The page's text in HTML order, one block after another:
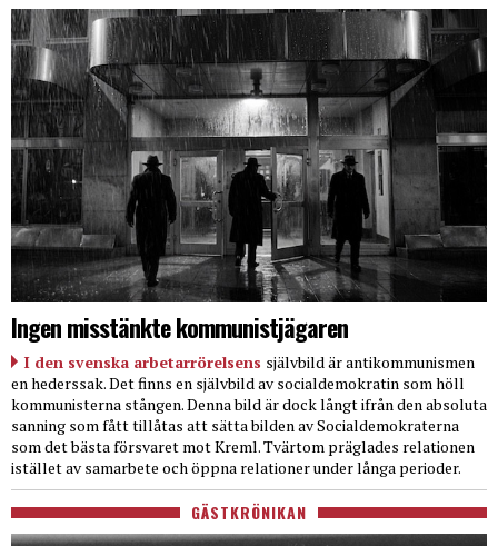
Ingen misstänkte kommunistjägaren
I den svenska arbetarrörelsens självbild är antikommunismen
en hederssak. Det finns en självbild av socialdemokratin som höll
kommunisterna stången. Denna bild är dock långt ifrån den absoluta
sanning som fått tillåtas att sätta bilden av Socialdemokraterna
som det bästa försvaret mot Kreml. Tvärtom präglades relationen
istället av samarbete och öppna relationer under långa perioder.
GÄSTKRÖNIKAN